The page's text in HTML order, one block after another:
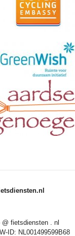
fietsdiensten . nl
ID: NL001499599B68